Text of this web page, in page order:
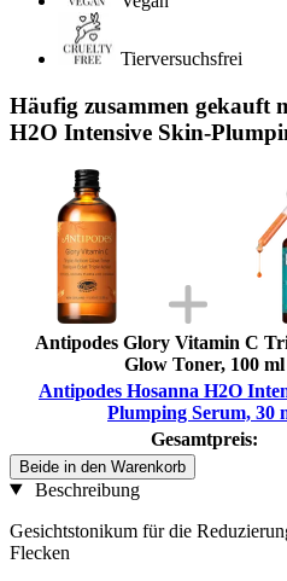
Tierversuchsfrei
Häufig zusammen gekauft
H2O Intensive Skin-
Antipodes Glory Vitamin C
Glow Toner, 100 ml
Antipodes Hosanna H2O
Plumping Serum, 30
Gesamtpreis:
Beide in den Warenkorb
Beschreibung
Gesichtstonikum für die
Flecken